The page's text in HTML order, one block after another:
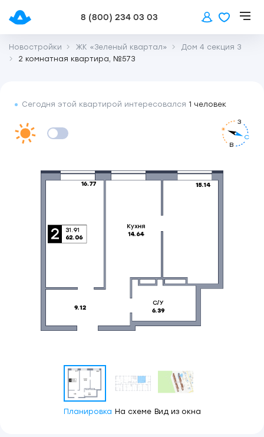
8 (800) 234 03 03
Новостройки ЖК «Зеленый квартал»
Дом 4 секция 3
2 комнатная квартира, №573
Сегодня этой квартирой интересовался 1 человек
С
В
З
Планировка На схеме Вид из окна